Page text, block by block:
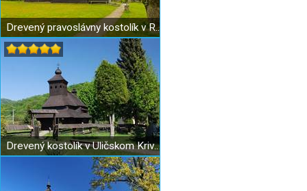
Drevený pravoslávny kostolík v Ruskom Potoku
Drevený kostolík v Uličskom Krivom